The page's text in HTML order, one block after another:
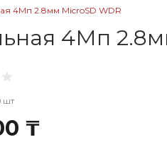
4Мп 2.8мм MicroSD WDR
4Мп
шт
₸